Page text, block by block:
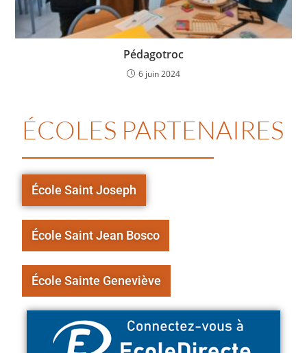
Pédagotroc
6 juin 2024
ÉCOLES PARTENAIRES
École Saint Joseph
École Saint Jean Bosco
École Sainte Geneviève